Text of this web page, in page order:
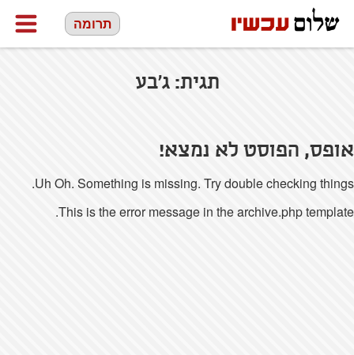
תרומה
תגית:ג'בע
אופס, הפוסט לא נמצא!
Uh Oh. Something is missing. Try double checking things.
This is the error message in the archive.php template.